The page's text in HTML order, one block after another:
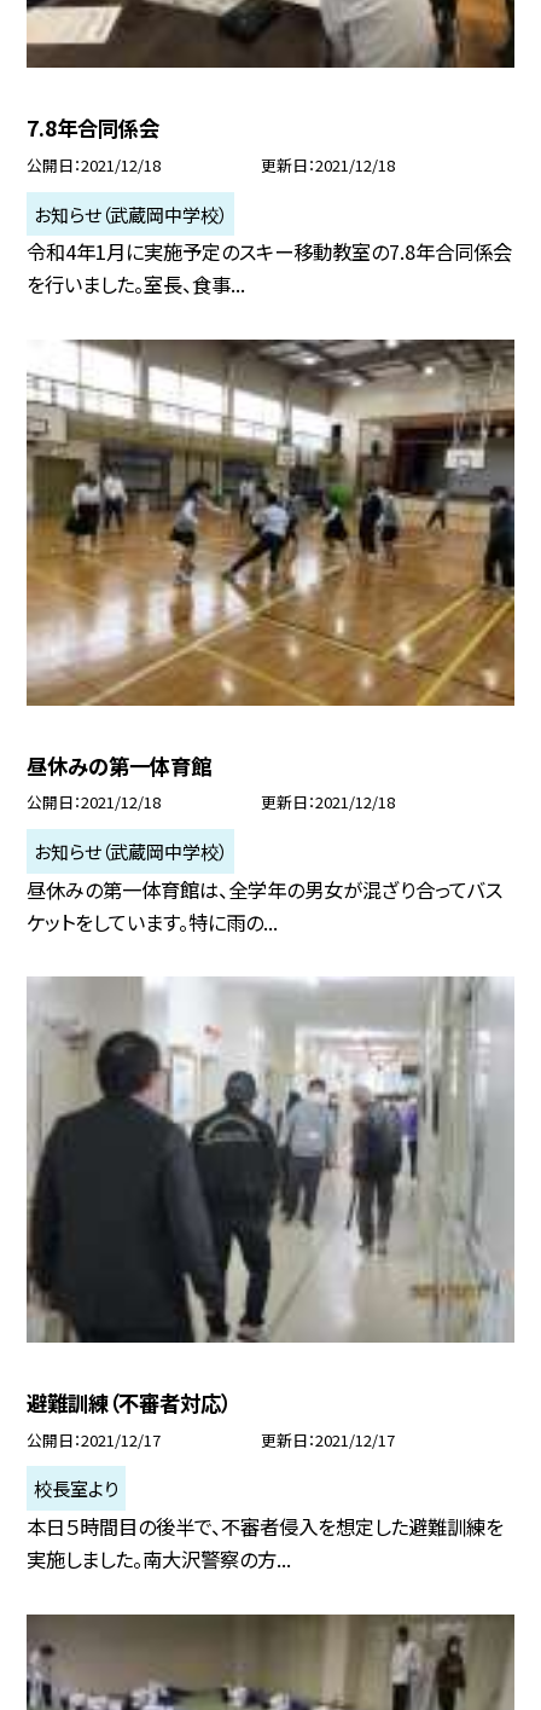
7.8年合同係会
公開日 2021/12/18 更新日 2021/12/18
お知らせ（武蔵岡中学校）
令和4年1月に実施予定のスキー移動教室の7.8年合同係会
を行いました。室長、食事...
昼休みの第一体育館
公開日 2021/12/18 更新日 2021/12/18
お知らせ（武蔵岡中学校）
昼休みの第一体育館は、全学年の男女が混ざり合ってバス
ケットをしています。特に雨の...
避難訓練（不審者対応）
公開日 2021/12/17 更新日 2021/12/17
校長室より
本日５時間目の後半で、不審者侵入を想定した避難訓練を
実施しました。南大沢警察の方...